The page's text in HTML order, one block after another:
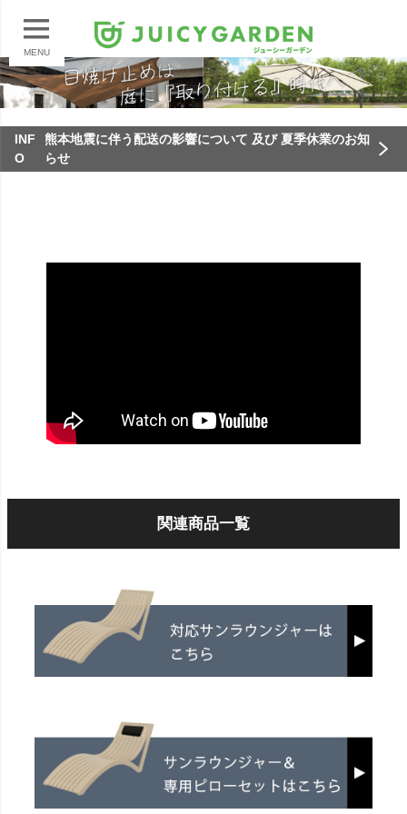
MENU
INF
O
熊本地震に伴う配送の影響について 及び 夏季休業のお知
らせ
関連商品一覧